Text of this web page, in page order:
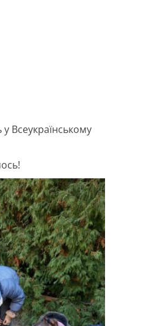
у Всеукраїнському